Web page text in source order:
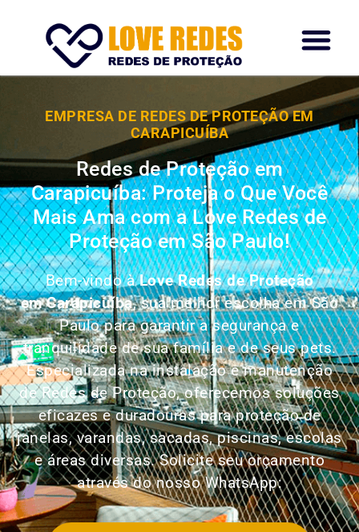
EMPRESA DE REDES DE PROTEÇÃO EM
CARAPICUÍBA
Redes de Proteção em
Carapicuíba: Proteja o Que Você
Mais Ama com a Love Redes de
Proteção em São Paulo!
Bem-vindo àLove Redes de Proteção
em Carapicuíba, sua melhor escolha em São
Paulo para garantir a segurança e
tranquilidade de sua família e de seus pets.
Especializada na instalação e manutenção
de Redes de Proteção, oferecemos soluções
eficazes e duradouras para proteção de
janelas, varandas, sacadas, piscinas, escolas
e áreas diversas. Solicite seu orçamento
através do nosso WhatsApp: